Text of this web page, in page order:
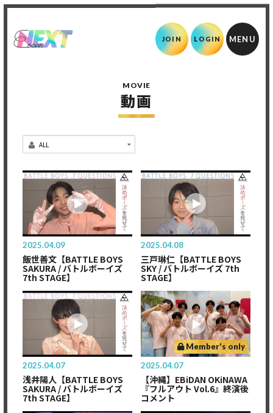
JOIN LOGIN
MOVIE
動画
2025.04.09
飯世善文【BATTLE BOYS
SAKURA / バトルボーイズ
7th STAGE】
2025.04.08
三戸琳仁【BATTLE BOYS
SKY / バトルボーイズ 7th
STAGE】
2025.04.07
浅井陽人【BATTLE BOYS
SAKURA / バトルボーイズ
7th STAGE】
Member's only
2025.04.07
【沖縄】EBiDAN OKiNAWA
『フルアウト Vol.6』終演後
コメント